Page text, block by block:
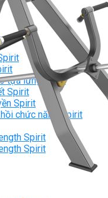
tựa lưng Spirit
Spirit
Spirit
chức năng Spirit
Spirit
Spirit